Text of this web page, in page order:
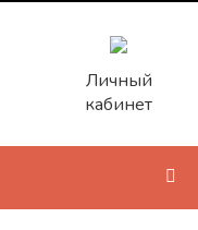
Личный
кабинет